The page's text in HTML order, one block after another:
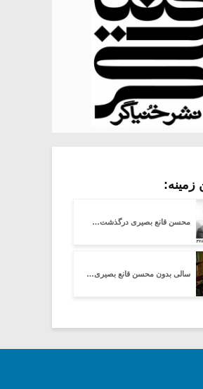
زمینه:
محسن قانع بصیری درگذشت…
سالی بدون محسن قانع بصیری…